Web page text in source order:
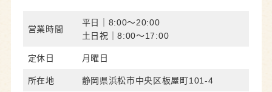
営業時間
平日｜8:00～20:00
土日祝｜8:00～17:00
定休日 月曜日
所在地 静岡県浜松市中央区板屋町101-4